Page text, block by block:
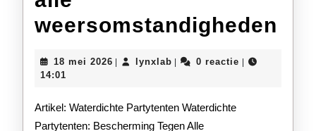
weersomstandigheden
18 mei 2026 18
lynxlablynxlab0 reactie
14:01
Artikel: Waterdichte Partytenten Waterdichte
Partytenten: Bescherming Tegen Alle